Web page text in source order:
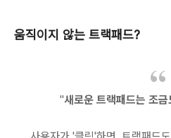
움직이지 않는 트랙패드?
"새로운 트랙패드는 조